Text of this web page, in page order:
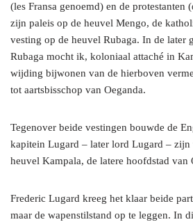
(les Fransa genoemd) en de protestanten
zijn paleis op de heuvel Mengo, de
vesting op de heuvel Rubaga. In de later
Rubaga mocht ik, koloniaal attaché in
wijding bijwonen van de hierboven
tot aartsbisschop van Oeganda.
Tegenover beide vestingen bouwde de
kapitein Lugard – later lord Lugard – zijn
heuvel Kampala, de latere hoofdstad van
Frederic Lugard kreeg het klaar beide
maar de wapenstilstand op te leggen. In